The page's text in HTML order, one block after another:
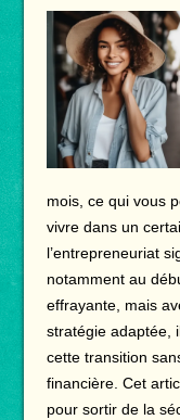
mois, ce qui vous
vivre dans un
l’entrepreneuriat
notamment au
effrayante, mais
stratégie adaptée,
cette transition
financière. Cet
pour sortir de la